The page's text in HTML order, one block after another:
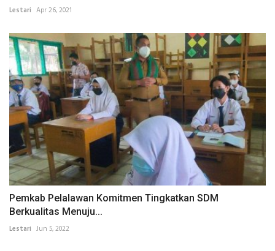
Lestari Apr 26, 2021
Pemkab Pelalawan Komitmen Tingkatkan SDM
Berkualitas Menuju...
Lestari Jun 5, 2022